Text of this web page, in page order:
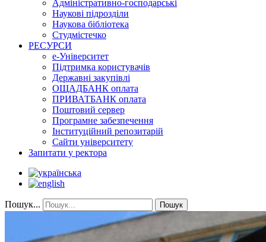
Адміністративно-господарські
Наукові підрозділи
Наукова бібліотека
Студмістечко
РЕСУРСИ
е-Університет
Підтримка користувачів
Державні закупівлі
ОЩАДБАНК оплата
ПРИВАТБАНК оплата
Поштовий сервер
Програмне забезпечення
Інституційний репозитарій
Сайти університету
Запитати у ректора
Пошук... Пошук